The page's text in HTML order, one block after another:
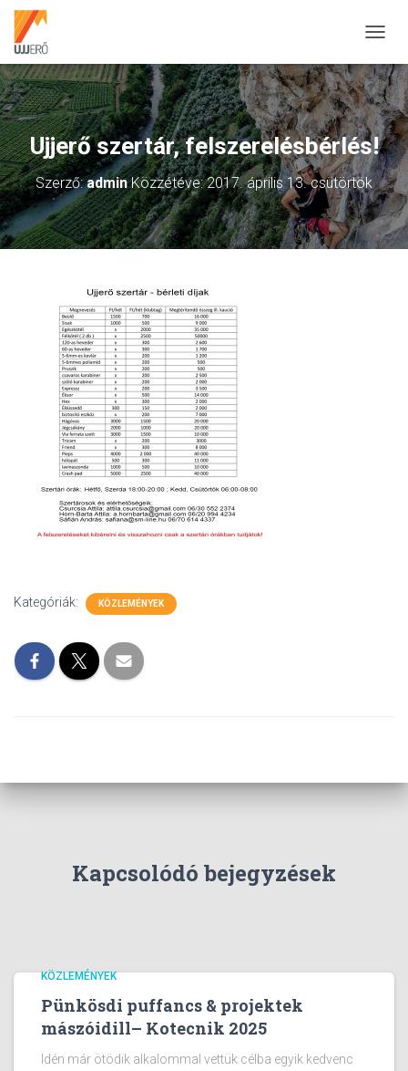
A
V
I
G
Á
C
I
Ó
B
E
Ujjerő szertár, felszerelésbérlés!
Szerző:adminKözzétéve:2017. április 13. csütörtök
Kategóriák: KÖZLEMÉNYEK
Kapcsolódó bejegyzések
KÖZLEMÉNYEK
Pünkösdi puffancs & projektek
mászóidill– Kotecnik 2025
Idén már ötödik alkalommal vettük célba egyik kedvenc